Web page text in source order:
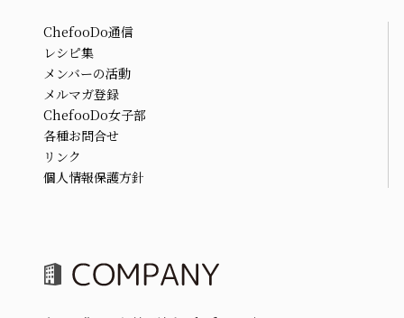
ChefooDo通信
レシピ集
メンバーの活動
メルマガ登録
ChefooDo女子部
各種お問合せ
リンク
個人情報保護方針